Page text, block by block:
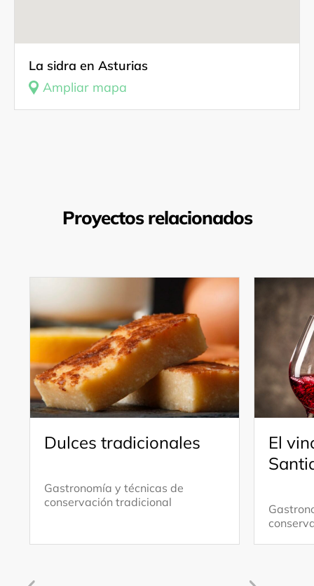
La sidra en Asturias
Ampliar mapa
Proyectos relacionados
Dulces tradicionales
Gastronomía y técnicas de
conservación tradicional
El